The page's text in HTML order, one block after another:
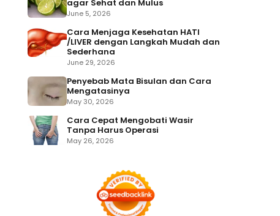
agar Sehat dan Mulus
June 5, 2026
Cara Menjaga Kesehatan HATI
/LIVER dengan Langkah Mudah dan
Sederhana
June 29, 2026
Penyebab Mata Bisulan dan Cara
Mengatasinya
May 30, 2026
Cara Cepat Mengobati Wasir
Tanpa Harus Operasi
May 26, 2026